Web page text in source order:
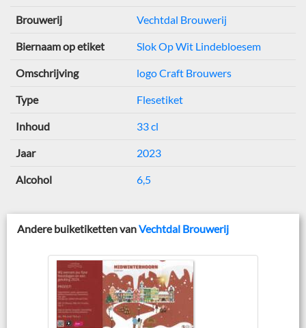
Brouwerij Vechtdal Brouwerij
Biernaam op etiket Slok Op Wit Lindebloesem
Omschrijving logo Craft Brouwers
Type Flesetiket
Inhoud 33 cl
Jaar 2023
Alcohol 6,5
Andere buiketiketten vanVechtdal Brouwerij